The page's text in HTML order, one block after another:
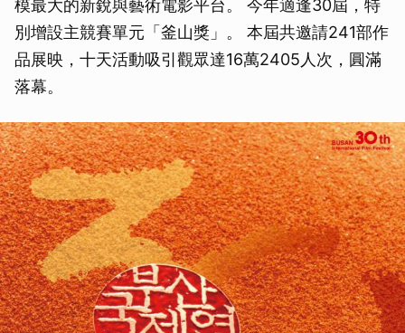
模最大的新銳與藝術電影平台。 今年適逢30屆，特
別增設主競賽單元「釜山獎」。 本屆共邀請241部作
品展映，十天活動吸引觀眾達16萬2405人次，圓滿
落幕。